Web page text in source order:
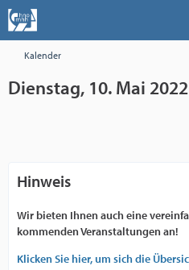
Kalender
Dienstag, 10. Mai 2022
Hinweis
Wir bieten Ihnen auch eine
kommenden Veranstaltungen an!
Klicken Sie hier, um sich die